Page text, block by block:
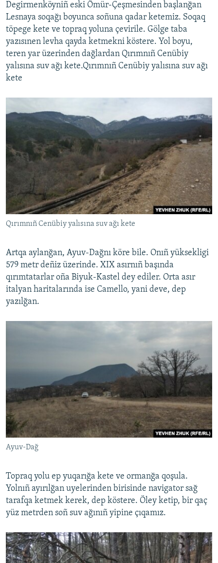
Degirmenköyniñ eski Ömür-Çeşmesinden başlanğan
Lesnaya soqağı boyunca soñuna qadar ketemiz. Soqaq
töpege kete ve topraq yoluna çevirile. Gölge taba
yazısınen levha qayda ketmekni köstere. Yol boyu,
teren yar üzerinden dağlardan Qırımnıñ Cenübiy
yalısına suv ağı kete.Qırımnıñ Cenübiy yalısına suv ağı
kete
Qırımnıñ Cenübiy yalısına suv ağı kete
Artqa aylanğan, Ayuv-Dağnı köre bile. Onıñ yüksekligi
579 metr deñiz üzerinde. XIX asırnıñ başında
qırımtatarlar oña Biyuk-Kastel dey ediler. Orta asır
italyan haritalarında ise Camello, yani deve, dep
yazılğan.
Ayuv-Dağ
Topraq yolu ep yuqarığa kete ve ormanğa qoşula.
Yolnıñ ayırılğan uyelerinden birisinde navigator sağ
tarafqa ketmek kerek, dep köstere. Öley ketip, bir qaç
yüz metrden soñ suv ağınıñ yipine çıqamız.